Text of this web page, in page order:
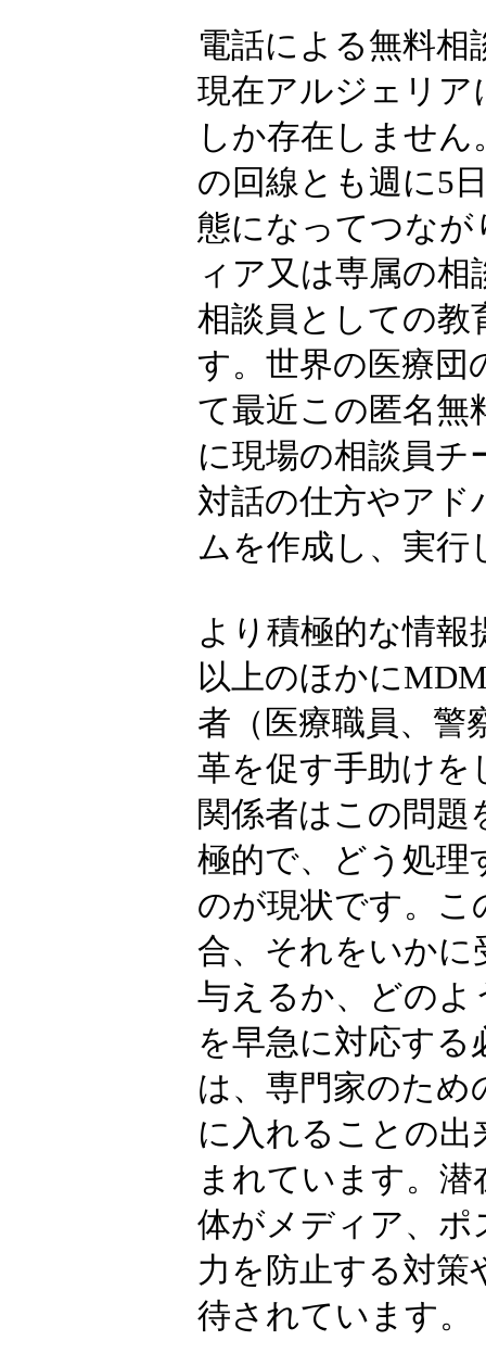
電話による無料相
現在アルジェリア
しか存在しませ
の回線とも週に5
態になってつな
ィア又は専属の
相談員としての教
す。世界の医療団
て最近この匿名無
に現場の相談員チ
対話の仕方やアド
ムを作成し、実行
より積極的な情報
以上のほかに
者（医療職員、警
革を促す手助けを
関係者はこの問題
極的で、どう処理
のが現状です。こ
合、それをいか
与えるか、どの
を早急に対応す
は、専門家のため
に入れることの
まれています。
体がメディア、
力を防止する対
待されています。